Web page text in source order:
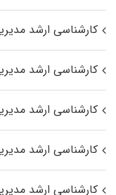
کارشناسی ارشد
کارشناسی ارشد
کارشناسی ارشد
کارشناسی ارشد
کارشناسی ارشد